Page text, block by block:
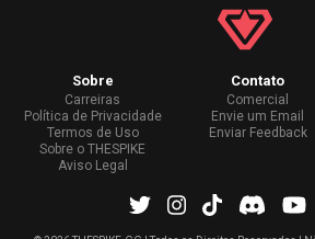
Sobre
Carreiras
Política de Privacidade
Termos de Uso
Sobre o THESPIKE
Aviso Legal
Contato
Comercial
Envie um Email
Enviar Feedback